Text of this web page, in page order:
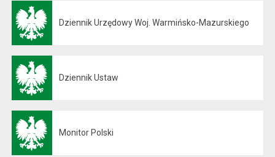
Dziennik Urzędowy Woj. Warmińsko-Mazurskiego
Dziennik Ustaw
Monitor Polski